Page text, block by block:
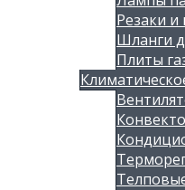
Резаки
Шланги
Плиты